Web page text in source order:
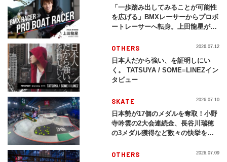
「一歩踏み出してみることが可能性
を広げる」BMXレーサーからプロボ
ートレーサーへ転身。上田龍星が体
OTHERS
日本人だから強い、を証明しにい
く。 TATSUYA / SOME≡LINEZイン
タビュー
2026.07.12
SKATE
日本勢が17個のメダルを奪取！小野
寺吟雲の2大会連続金、長谷川瑞穂
の3メダル獲得など数々の快挙をプ
2026」
2026.07.10
OTHERS 2026.07.09